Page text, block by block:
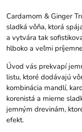
Cardamom & Ginger
sladká vôňa, ktorá
a vytvára tak
hlboko a veľmi
Úvod vás prekvapí
listu, ktoré dodávajú
kombinácia mandlí,
korenistá a mierne
jemným drevinám,
efekt.